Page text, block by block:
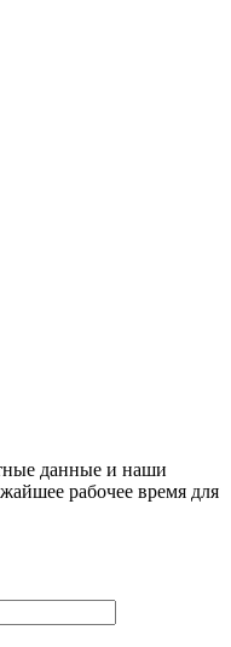
данные и наши
рабочее время для